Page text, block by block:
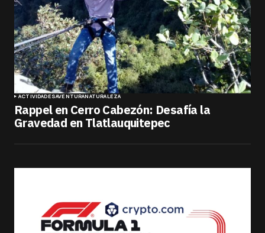
ACTIVIDADESAVENTURANATURALEZA
Rappel en Cerro Cabezón: Desafía la
Gravedad en Tlatlauquitepec